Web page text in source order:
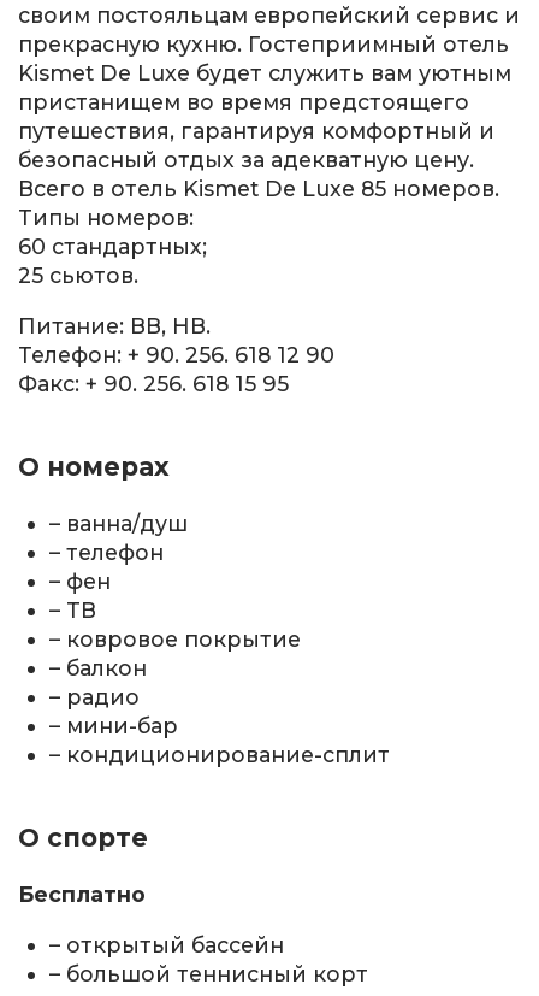
своим постояльцам европейский сервис и
прекрасную кухню. Гостеприимный отель
Kismet De Luxe будет служить вам уютным
пристанищем во время предстоящего
путешествия, гарантируя комфортный и
безопасный отдых за адекватную цену.
Всего в отель Kismet De Luxe 85 номеров.
Типы номеров:
60 стандартных;
25 сьютов.
Питание: ВВ, НВ.
Телефон: + 90. 256. 618 12 90
Факс: + 90. 256. 618 15 95
О номерах
– ванна/душ
– телефон
– фен
– ТВ
– ковровое покрытие
– балкон
– радио
– мини-бар
– кондиционирование-сплит
О спорте
Бесплатно
– открытый бассейн
– большой теннисный корт